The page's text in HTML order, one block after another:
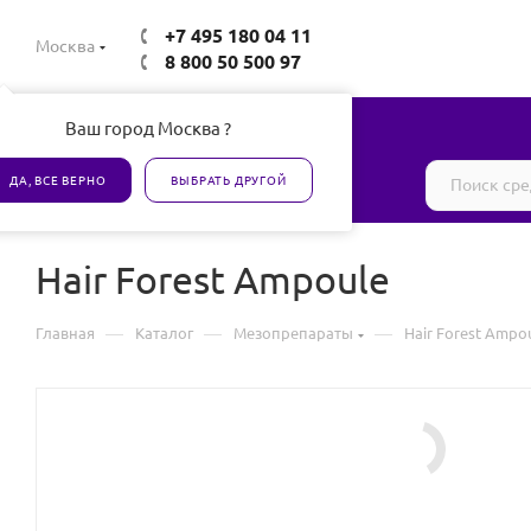
Москва
Ваш город Москва ?
ДА, ВСЕ ВЕРНО ВЫБРАТЬ ДРУГОЙ
+7 495 180 04 11
8 800 50 500 97
Все товары сертифицированы
Hair Forest Ampoule
Главная — Каталог — Мезопрепараты — Hair Forest